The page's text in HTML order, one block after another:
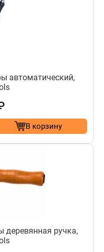
автоматический,
В корзину
деревянная ручка,